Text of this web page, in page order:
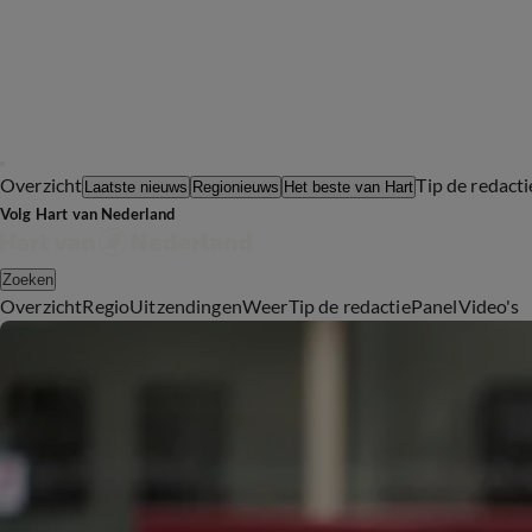
Overzicht Laatste nieuws Regionieuws Het beste van HartTip de
Volg Hart van Nederland
Zoeken
OverzichtRegioUitzendingenWeerTip de redactiePanelVideo's